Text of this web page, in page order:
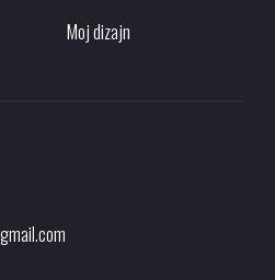
Moj dizajn